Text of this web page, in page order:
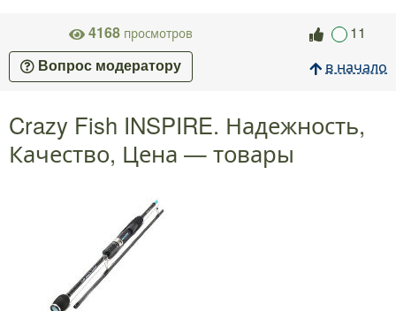
4168 просмотров 11
Вопрос модератору в начало
Crazy Fish INSPIRE. Надежность,
Качество, Цена — товары